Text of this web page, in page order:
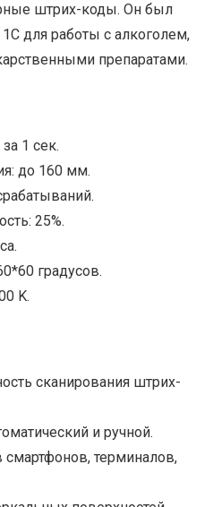
штрих-коды. Он был
для работы с алкоголем,
препаратами.
1 сек.
до 160 мм.
25%.
градусов.
K.
сканирования штрих-
и ручной.
терминалов,